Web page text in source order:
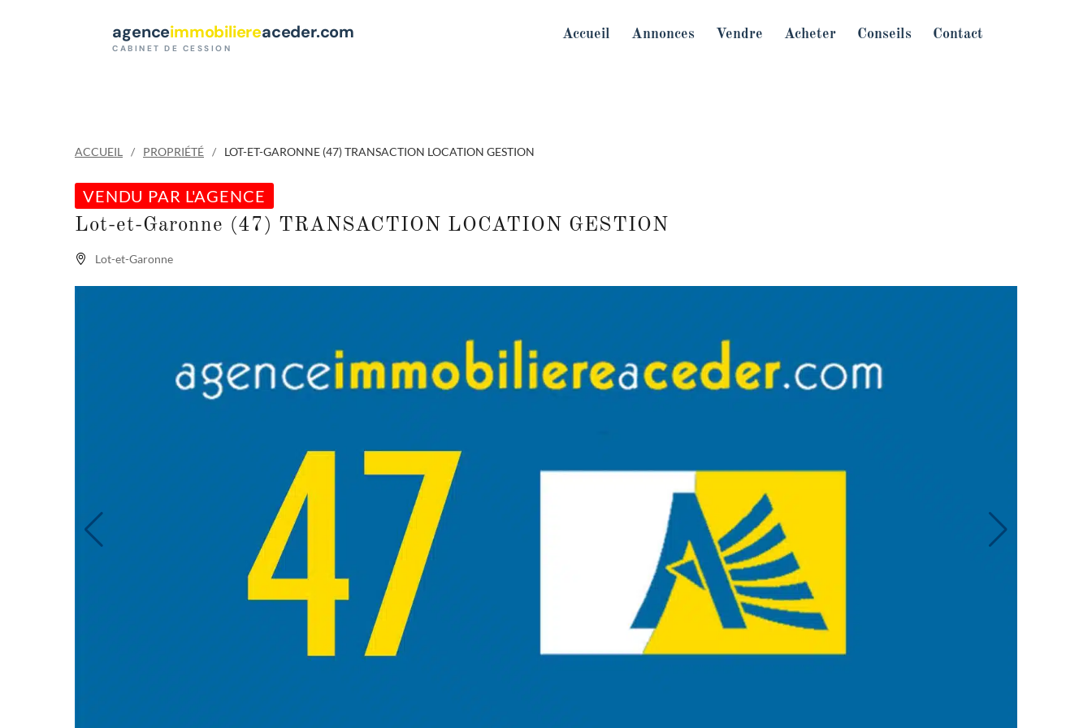
agenceimmobiliereaceder.com
CABINET DE CESSION
Accueil Annonces Vendre Acheter Conseils Contact
ACCUEIL PROPRIÉTÉ LOT-ET-GARONNE (47) TRANSACTION LOCATION GESTION
VENDU PAR L'AGENCE
Lot-et-Garonne (47) TRANSACTION LOCATION GESTION
Lot-et-Garonne